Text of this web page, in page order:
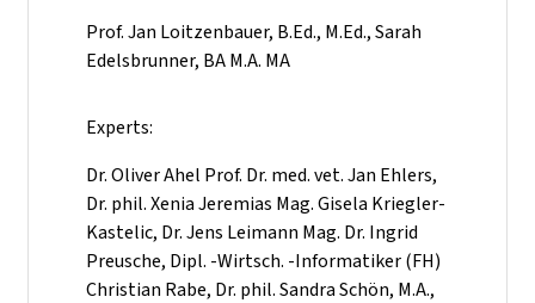
Prof. Jan Loitzenbauer, B.Ed., M.Ed., Sarah
Edelsbrunner, BA M.A. MA
Experts:
Dr. Oliver Ahel Prof. Dr. med. vet. Jan Ehlers,
Dr. phil. Xenia Jeremias Mag. Gisela Kriegler-
Kastelic, Dr. Jens Leimann Mag. Dr. Ingrid
Preusche, Dipl. -Wirtsch. -Informatiker (FH)
Christian Rabe, Dr. phil. Sandra Schön, M.A.,